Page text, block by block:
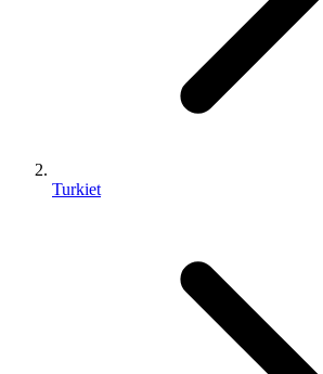
Turkiet